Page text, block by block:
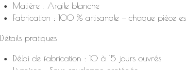
Matière : Argile blanche
Fabrication : 100 % artisanale — chaque pièce
Détails pratiques
Délai de fabrication : 10 à 15 jours ouvrés